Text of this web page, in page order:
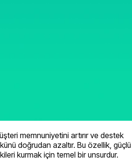
memnuniyetini artırır ve destek
doğrudan azaltır. Bu özellik, güçlü
kurmak için temel bir unsurdur.